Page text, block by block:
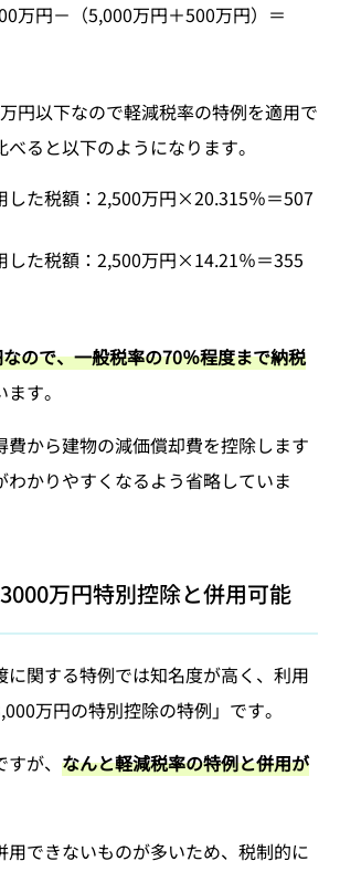
万円－（5,000万円＋500万円）＝
円以下なので軽減税率の特例を適用で
ると以下のようになります。
した税額：2,500万円×20.315％＝507
した税額：2,500万円×14.21％＝355
ので、一般税率の70％程度まで納税
す。
費から建物の減価償却費を控除します
わかりやすくなるよう省略していま
万円特別控除と併用可能
に関する特例では知名度が高く、利用
万円の特別控除の特例」です。
が、 なんと軽減税率の特例と併用が
用できないものが多いため、税制的に